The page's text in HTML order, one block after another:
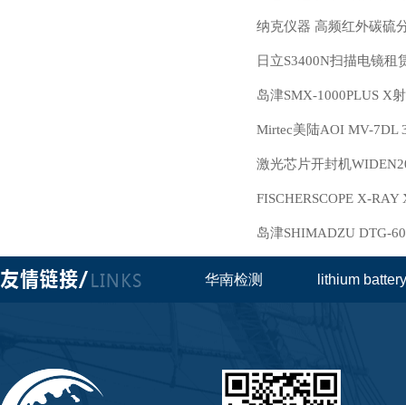
纳克仪器 高频红外碳硫
日立S3400N扫描电镜租
岛津SMX-1000PLUS X
Mirtec美陆AOI MV-7DL
激光芯片开封机
FISCHERSCOPE X-
岛津SHIMADZU DTG-
华南检测 lithium